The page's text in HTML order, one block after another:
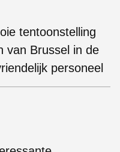
tentoonstelling
van Brussel in de
personeel